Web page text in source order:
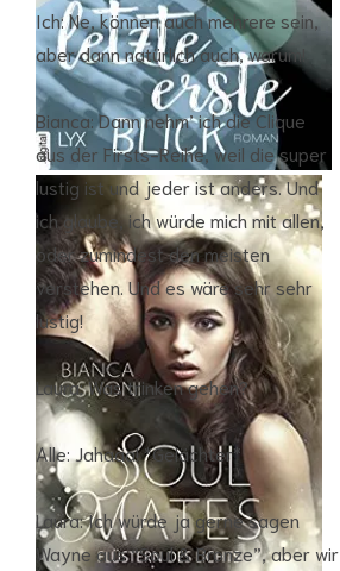
Ich: Ne, können auch mehrere sein,
aber dann natürlich auch, warum!
Bianca: Dann nehm’ ich die Clique
aus der Firsts-Reihe, weil die super
lustig ist und jeder ist anders. Und
ich glaube, ich würde mich mit allen,
oder zumindest den meisten
verstehen. Und es wäre sehr sehr
lustig!
Laura: Was trinken gehen?
Alle: Jahaaa! *Gelächter*
Laura: Ich würde ja gerne sagen
Wayne aus “Soul & Bronze”, aber wir